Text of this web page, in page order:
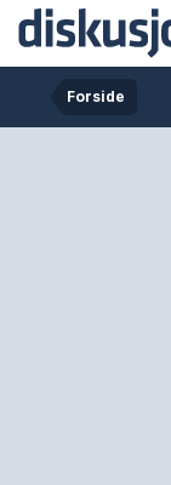
Forside